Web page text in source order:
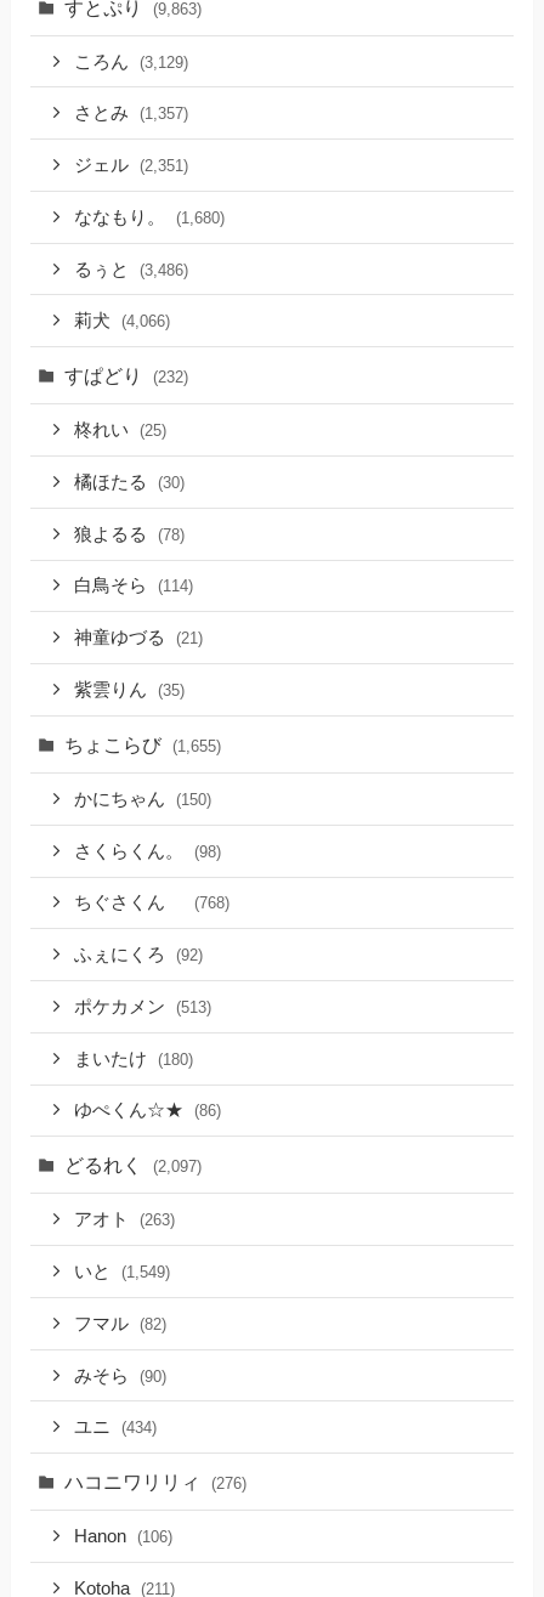
すとぷり (9,863)
ころん (3,129)
さとみ (1,357)
ジェル (2,351)
ななもり。 (1,680)
るぅと (3,486)
莉犬 (4,066)
すぱどり (232)
柊れい (25)
橘ほたる (30)
狼よるる (78)
白鳥そら (114)
神童ゆづる (21)
紫雲りん (35)
ちょこらび (1,655)
かにちゃん (150)
さくらくん。 (98)
ちぐさくん (768)
ふぇにくろ (92)
ポケカメン (513)
まいたけ (180)
ゆぺくん☆★ (86)
どるれく (2,097)
アオト (263)
いと (1,549)
フマル (82)
みそら (90)
ユニ (434)
ハコニワリリィ (276)
Hanon (106)
Kotoha (211)